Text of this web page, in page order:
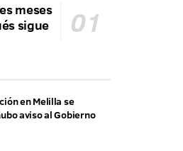
meses
sigue
en Melilla se
aviso al Gobierno